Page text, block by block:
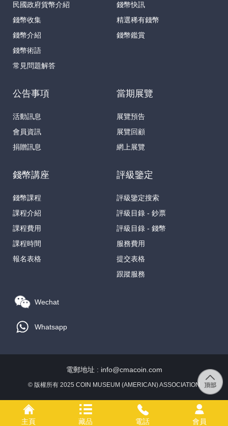
民國政府貨幣介紹
錢幣收集
錢幣介紹
錢幣術語
常見問題解答
錢幣快訊
精選稀有錢幣
錢幣鑑賞
公告事項
活動訊息
會員資訊
捐贈訊息
當期展覽
展覽預告
展覽回顧
網上展覽
錢幣講座
錢幣課程
課程介紹
課程費用
課程時間
報名表格
評級鑒定
評級鑒定搜索
評級目錄 - 鈔票
評級目錄 - 錢幣
服務費用
提交表格
跟蹤服務
Wechat
Whatsapp
電郵地址 : info@cmacoin.com
© 版權所有 2025 COIN MUSEUM (AMERICAN) ASSOCIATION
主頁 藏品 電話 會員